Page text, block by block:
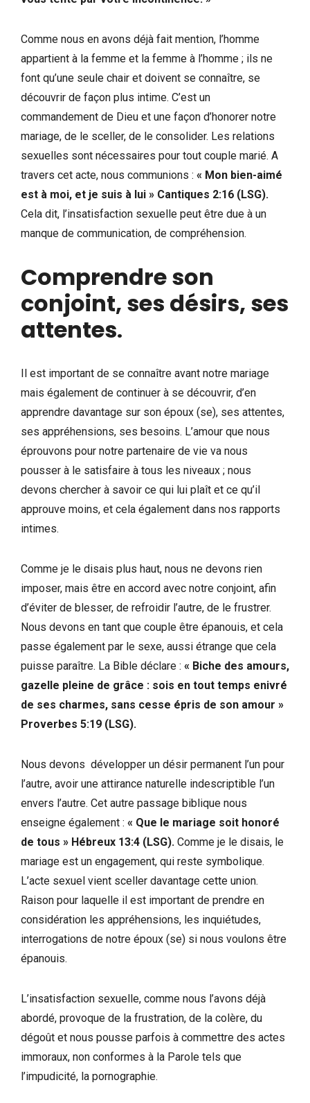
Comme nous en avons déjà fait mention, l’homme
appartient à la femme et la femme à l’homme ; ils ne
font qu’une seule chair et doivent se connaître, se
découvrir de façon plus intime. C’est un
commandement de Dieu et une façon d’honorer notre
mariage, de le sceller, de le consolider. Les relations
sexuelles sont nécessaires pour tout couple marié. A
travers cet acte, nous communions : « Mon bien-aimé
est à moi, et je suis à lui » Cantiques 2:16 (LSG).
Cela dit, l’insatisfaction sexuelle peut être due à un
manque de communication, de compréhension.
Comprendre son
conjoint, ses désirs, ses
attentes.
Il est important de se connaître avant notre mariage
mais également de continuer à se découvrir, d’en
apprendre davantage sur son époux (se), ses attentes,
ses appréhensions, ses besoins. L’amour que nous
éprouvons pour notre partenaire de vie va nous
pousser à le satisfaire à tous les niveaux ; nous
devons chercher à savoir ce qui lui plaît et ce qu’il
approuve moins, et cela également dans nos rapports
intimes.
Comme je le disais plus haut, nous ne devons rien
imposer, mais être en accord avec notre conjoint, afin
d’éviter de blesser, de refroidir l’autre, de le frustrer.
Nous devons en tant que couple être épanouis, et cela
passe également par le sexe, aussi étrange que cela
puisse paraître. La Bible déclare : « Biche des amours,
gazelle pleine de grâce : sois en tout temps enivré
de ses charmes, sans cesse épris de son amour »
Proverbes 5:19 (LSG).
Nous devons développer un désir permanent l’un pour
l’autre, avoir une attirance naturelle indescriptible l’un
envers l’autre. Cet autre passage biblique nous
enseigne également : « Que le mariage soit honoré
de tous » Hébreux 13:4 (LSG). Comme je le disais, le
mariage est un engagement, qui reste symbolique.
L’acte sexuel vient sceller davantage cette union.
Raison pour laquelle il est important de prendre en
considération les appréhensions, les inquiétudes,
interrogations de notre époux (se) si nous voulons être
épanouis.
L’insatisfaction sexuelle, comme nous l’avons déjà
abordé, provoque de la frustration, de la colère, du
dégoût et nous pousse parfois à commettre des actes
immoraux, non conformes à la Parole tels que
l’impudicité, la pornographie.